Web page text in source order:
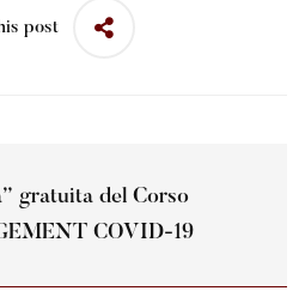
post
gratuita del Corso
COVID-19